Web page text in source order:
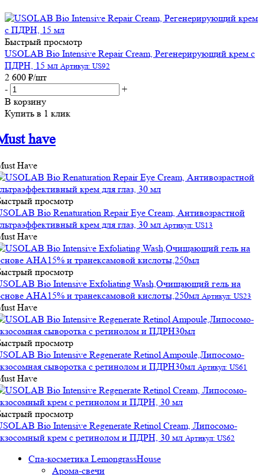
Быстрый просмотр
USOLAB Bio Intensive Repair Cream, Регенерирующий крем с
ПДРН, 15 мл Артикул: US92
2 600 ₽/шт
-
+
В корзину
Купить в 1 клик
have
Have
просмотр
Bio Renaturation Repair Eye Cream, Антивозрастной
крем для глаз, 30 мл Артикул: US13
Have
просмотр
Bio Intensive Exfoliating Wash,Очищающий гель на
АНА15% и транексамовой кислоты,250мл Артикул: US23
Have
просмотр
Bio Intensive Regenerate Retinol Ampoule,Липосомо-
сыворотка с ретинолом и ПДРН30мл Артикул: US61
Have
просмотр
Bio Intensive Regenerate Retinol Cream, Липосомо-
крем с ретинолом и ПДРН, 30 мл Артикул: US62
Спа-косметика LemongrassHouse
Арома-свечи